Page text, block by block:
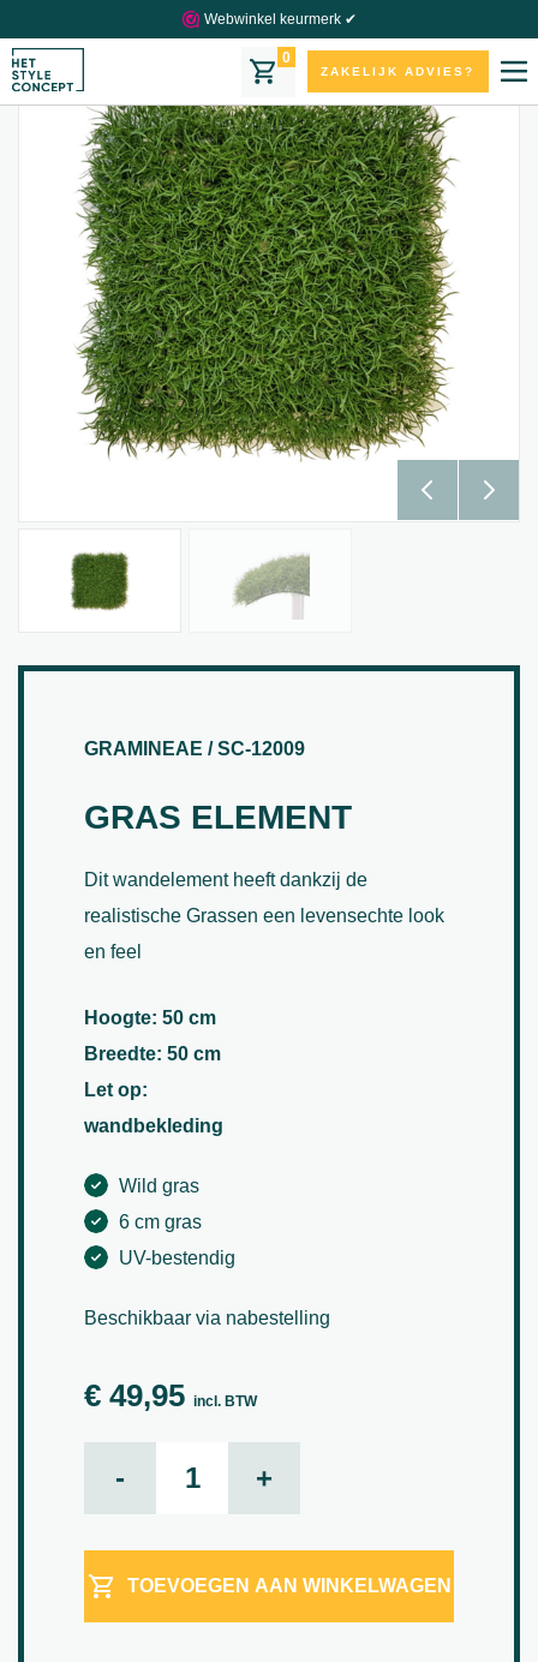
Webwinkel keurmerk ✔
0
ZAKELIJK ADVIES?
GRAMINEAE / SC-12009
GRAS ELEMENT
Dit wandelement heeft dankzij de
realistische Grassen een levensechte look
en feel
Hoogte: 50 cm
Breedte: 50 cm
Let op:
wandbekleding
Wild gras
6 cm gras
UV-bestendig
Beschikbaar via nabestelling
€ 49,95 incl. BTW
- +
TOEVOEGEN AAN WINKELWAGEN